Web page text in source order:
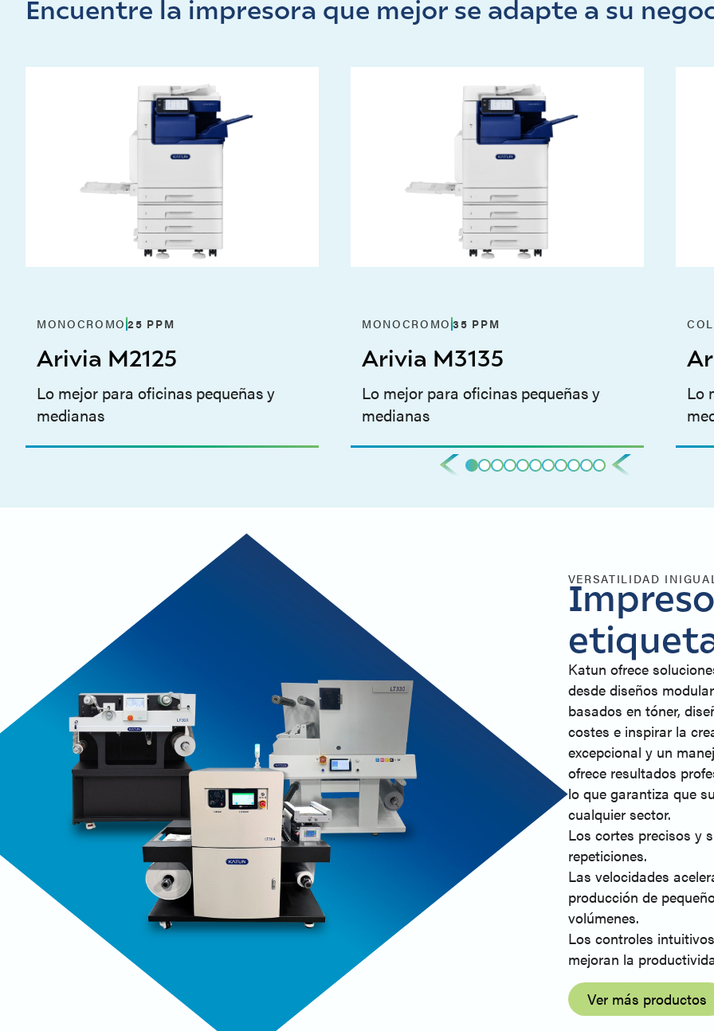
Encuentre la impresora que mejor se adapte a su
MONOCROMO25 PPM
Arivia M2125
Lo mejor para oficinas pequeñas y
medianas
MONOCROMO35 PPM
Arivia M3135
Lo mejor para oficinas pequeñas y
medianas
Lo
VERSATILIDAD
Katun ofrece
desde diseños
basados en tóner,
costes e inspirar la
excepcional y un
ofrece resultados
lo que garantiza que
cualquier sector.
Los cortes precisos y
repeticiones.
Las velocidades
producción de
volúmenes.
Los controles
mejoran la
Ver más productos